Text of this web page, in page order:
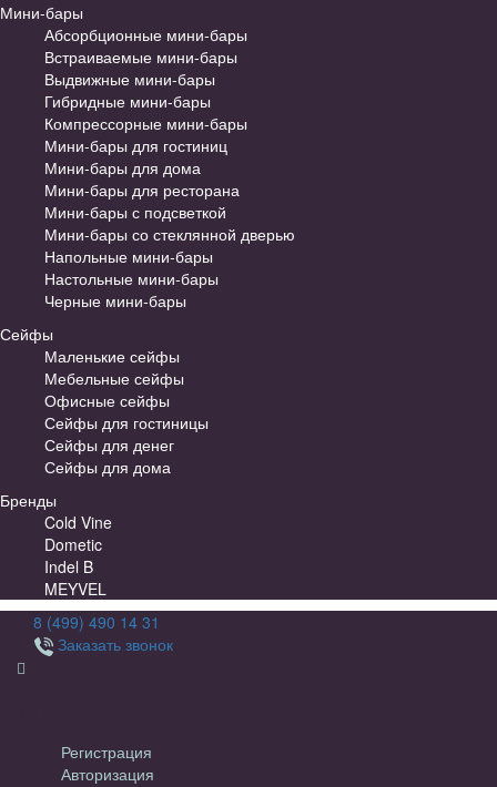
Мини-бары
Абсорбционные мини-бары
Встраиваемые мини-бары
Выдвижные мини-бары
Гибридные мини-бары
Компрессорные мини-бары
Мини-бары для гостиниц
Мини-бары для дома
Мини-бары для ресторана
Мини-бары с подсветкой
Мини-бары со стеклянной дверью
Напольные мини-бары
Настольные мини-бары
Черные мини-бары
Сейфы
Маленькие сейфы
Мебельные сейфы
Офисные сейфы
Сейфы для гостиницы
Сейфы для денег
Сейфы для дома
Бренды
Cold Vine
Dometic
Indel B
MEYVEL
8 (499) 490 14 31
Заказать звонок
Регистрация
Авторизация